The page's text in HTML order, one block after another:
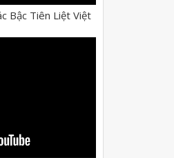
Bậc Tiên Liệt Việt